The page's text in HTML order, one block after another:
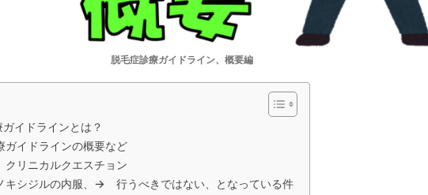
脱毛症診療ガイドライン、概要編
イドラインとは？
ガイドラインの概要など
クリニカルクエスチョン
キシジルの内服、→ 行うべきではない、となっている件